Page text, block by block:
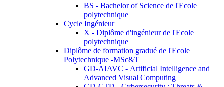
BS - Bachelor of Science de l'Ecole
polytechnique
Cycle Ingénieur
X - Diplôme d'ingénieur de l'Ecole
polytechnique
Diplôme de formation gradué de l'Ecole
Polytechnique -MSc&T
GD-AIAVC - Artificial Intelligence and
Advanced Visual Computing